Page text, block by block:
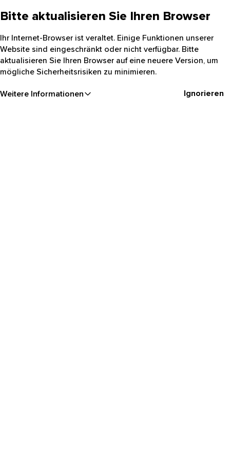
Bitte aktualisieren Sie Ihren Browser
Ihr Internet-Browser ist veraltet. Einige Funktionen unserer
Website sind eingeschränkt oder nicht verfügbar. Bitte
aktualisieren Sie Ihren Browser auf eine neuere Version, um
mögliche Sicherheitsrisiken zu minimieren.
Weitere Informationen Ignorieren